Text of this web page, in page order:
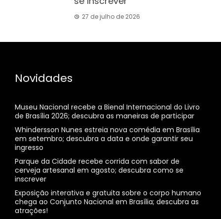
27 de julho de 2026
Novidades
Museu Nacional recebe a Bienal Internacional do Livro
de Brasília 2026; descubra as maneiras de participar
Whindersson Nunes estreia nova comédia em Brasília
em setembro; descubra a data e onde garantir seu
ingresso
Parque da Cidade recebe corrida com sabor de
cerveja artesanal em agosto; descubra como se
inscrever
Exposição interativa e gratuita sobre o corpo humano
chega ao Conjunto Nacional em Brasília; descubra as
atrações!